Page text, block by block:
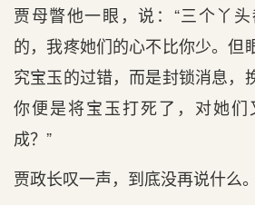
贾母瞥他一眼，说：“三个丫
的，我疼她们的心不比你少。但
究宝玉的过错，而是封锁消息，
你便是将宝玉打死了，对她
成？”
贾政长叹一声，到底没再说什么。